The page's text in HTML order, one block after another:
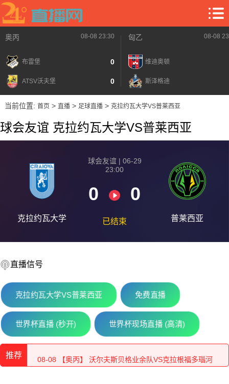
奥丙 08-08 23:30
布雷堡 0
ATSV沃夫堡 0
匈乙 08-08
维迪奥顿
斯泽格迪
当前位置: 首页> 直播> 足球直播> 克拉约瓦大学VS普莱西亚
球会友谊 克拉约瓦大学VS普莱西亚
克拉约瓦大学
球会友谊 | 06-29
23:00
0 0
已结束 普莱西亚
直播信号
克拉约瓦大学VS普莱西亚 免费直播
世界杯直播 (秒开) 世界杯现场直播 (高清)
推荐
08-08 【奥丙】 布雷堡VSATSV沃夫堡
08-08 【匈乙】 维迪奥顿VS斯泽格迪
08-08 【奥丙】 沃尔夫斯贝格业余队VS克拉根福多瑙河